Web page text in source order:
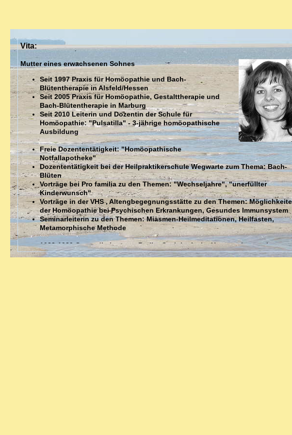
Vita:
Mutter eines erwachsenen Sohnes
Seit 1997 Praxis für Homöopathie und Bach-
Blütentherapie in Alsfeld/Hessen
Seit 2005 Praxis für Homöopathie, Gestalttherapie und
Bach-Blütentherapie in Marburg
Seit 2010 Leiterin und Dozentin der Schule für
Homöopathie: "Pulsatilla" - 3-jährige homöopathische
Ausbildung
Freie Dozententätigkeit: "Homöopathische
Notfallapotheke"
Dozententätigkeit bei der Heilpraktikerschule Wegwarte zum Thema: Bach-
Blüten
Vorträge bei Pro familia zu den Themen: "Wechseljahre", "unerfüllter
Kinderwunsch"
Vorträge in der VHS , Altengbegegnungsstätte zu den Themen:
der Homöopathie bei Psychischen Erkrankungen, Gesundes Immunsystem
Seminarleiterin zu den Themen: Miasmen-Heilmeditationen, Heilfasten,
Metamorphische Methode
1988-1989 Gesundheitssenat Berlin: Soziologische Untersuchung mit
Auswertungsbericht Thema: Psychogeriatrische Versorgung durch